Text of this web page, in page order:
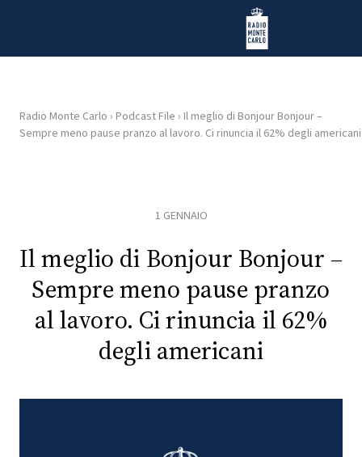
Radio Monte Carlo
HOME
RADIO
PLAYLIST
FOTO
Radio Monte Carlo › Podcast File › Il meglio di Bonjour Bonjour –
Sempre meno pause pranzo al lavoro. Ci rinuncia il 62% degli americani
1 GENNAIO
Il meglio di Bonjour Bonjour –
Sempre meno pause pranzo
al lavoro. Ci rinuncia il 62%
degli americani